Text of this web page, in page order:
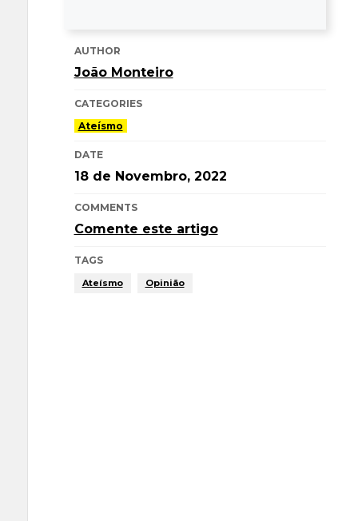
AUTHOR
João Monteiro
CATEGORIES
Ateísmo
DATE
18 de Novembro, 2022
COMMENTS
Comente este artigo
TAGS
Ateísmo Opinião